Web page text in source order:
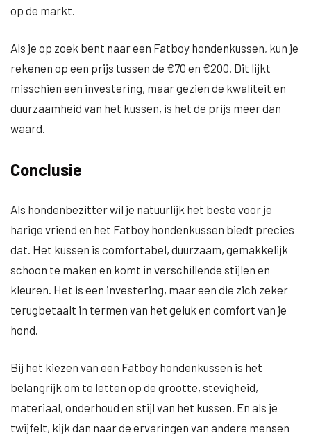
op de markt.
Als je op zoek bent naar een Fatboy hondenkussen, kun je
rekenen op een prijs tussen de €70 en €200. Dit lijkt
misschien een investering, maar gezien de kwaliteit en
duurzaamheid van het kussen, is het de prijs meer dan
waard.
Conclusie
Als hondenbezitter wil je natuurlijk het beste voor je
harige vriend en het Fatboy hondenkussen biedt precies
dat. Het kussen is comfortabel, duurzaam, gemakkelijk
schoon te maken en komt in verschillende stijlen en
kleuren. Het is een investering, maar een die zich zeker
terugbetaalt in termen van het geluk en comfort van je
hond.
Bij het kiezen van een Fatboy hondenkussen is het
belangrijk om te letten op de grootte, stevigheid,
materiaal, onderhoud en stijl van het kussen. En als je
twijfelt, kijk dan naar de ervaringen van andere mensen